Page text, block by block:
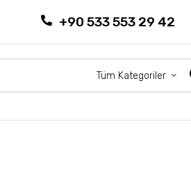
+90 533 553 29 42
Tüm Kategoriler